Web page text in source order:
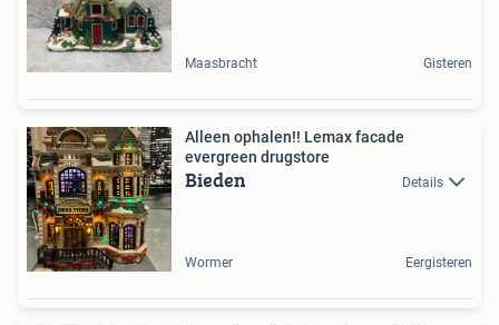
Maasbracht Gisteren
Alleen ophalen!! Lemax facade
evergreen drugstore
Bieden Details
Wormer Eergisteren